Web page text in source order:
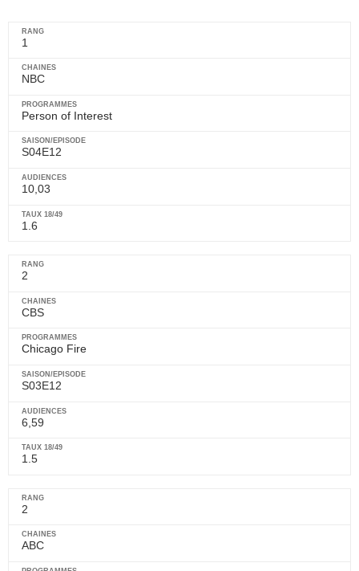
1
NBC
Person of Interest
S04E12
10,03
1.6
2
CBS
Chicago Fire
S03E12
6,59
1.5
2
ABC